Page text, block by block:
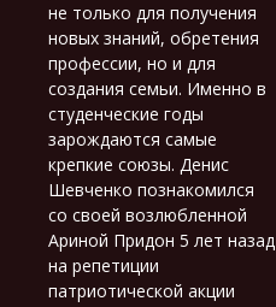
не только для получения
новых знаний, обретения
профессии, но и для
создания семьи. Именно в
студенческие годы
зарождаются самые
крепкие союзы. Денис
Шевченко познакомился
со своей возлюбленной
Ариной Придон 5 лет назад
на репетиции
патриотической акции